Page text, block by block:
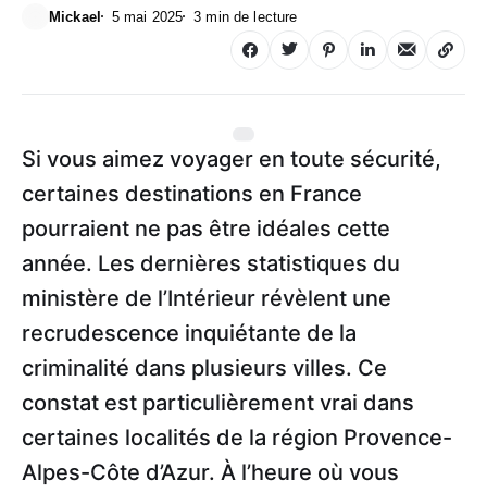
Mickael 5 mai 2025 3 min de lecture
Si vous aimez voyager en toute sécurité,
certaines destinations en France
pourraient ne pas être idéales cette
année. Les dernières statistiques du
ministère de l’Intérieur révèlent une
recrudescence inquiétante de la
criminalité dans plusieurs villes. Ce
constat est particulièrement vrai dans
certaines localités de la région Provence-
Alpes-Côte d’Azur. À l’heure où vous